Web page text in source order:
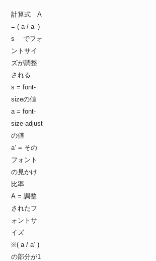
計算式 A
= ( a / a’ )
s でフォ
ントサイ
ズが調整
される
s = font-
sizeの値
a = font-
size-adjust
の値
a’ = その
フォント
の見かけ
比率
A = 調整
されたフ
ォントサ
イズ
※( a / a’ )
の部分が1